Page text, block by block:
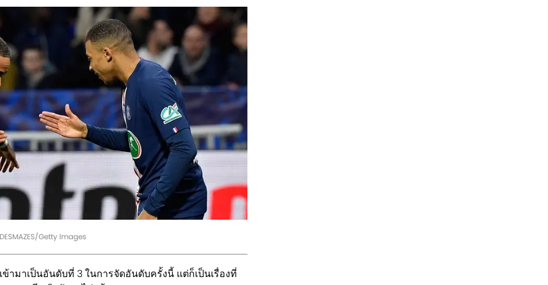
Getty Images
ข้ามาเป็นอันดับที่ 3 ในการจัดอันดับครั้งนี้ แต่ก็เป็นเรื่องที่